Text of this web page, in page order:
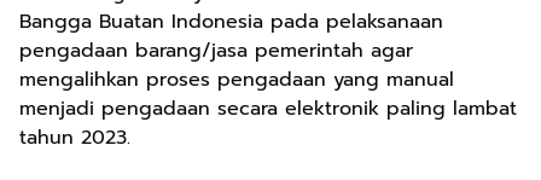
Bangga Buatan Indonesia pada pelaksanaan
pengadaan barang/jasa pemerintah agar
mengalihkan proses pengadaan yang manual
menjadi pengadaan secara elektronik paling lambat
tahun 2023.